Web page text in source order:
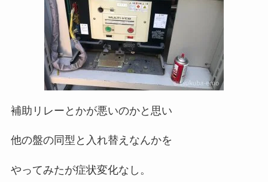
補助リレーとかが悪いのかと思い
他の盤の同型と入れ替えなんかを
やってみたが症状変化なし。